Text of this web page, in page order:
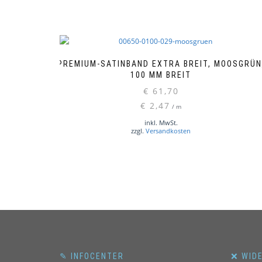
PREMIUM-SATINBAND EXTRA BREIT,
100 MM BREIT
€ 61,70
€ 2,47 / m
inkl. MwSt.
zzgl.Versandkosten
✎ INFOCENTER ❌